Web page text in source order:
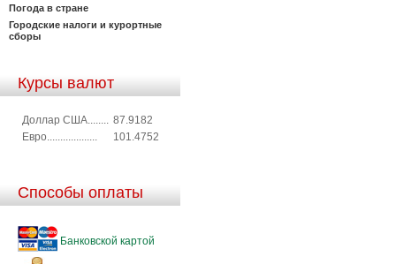
Погода в стране
Городские налоги и курортные
сборы
Курсы валют
Доллар США........ 87.9182
Евро...................
101.4752
Способы оплаты
Банковской картой